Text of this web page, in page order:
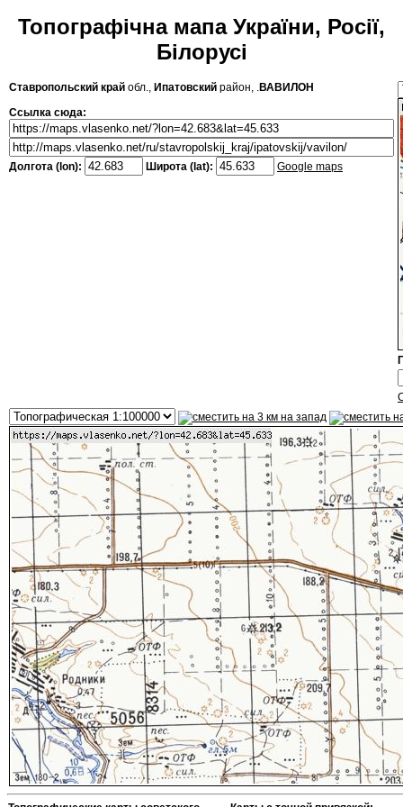
Топографічна мапа України, Росії,
Білорусі
Ставропольский край обл., Ипатовский район, .ВАВИЛОН
Ссылка сюда:
Долгота (lon): Широта (lat): Google maps